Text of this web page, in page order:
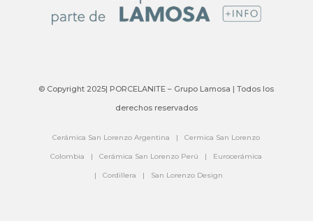
© Copyright 2025| PORCELANITE – Grupo Lamosa | Todos los
derechos reservados
Cerámica San Lorenzo Argentina |Cermica San Lorenzo
Colombia |Cerámica San Lorenzo Perú | Eurocerámica
| Cordillera | San Lorenzo Design